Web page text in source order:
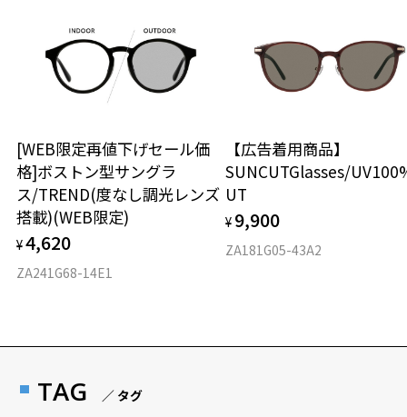
[WEB限定再値下げセール価
格]ボストン型サングラ
ス/TREND(度なし調光レンズ
搭載)(WEB限定)
¥4,620
ZA241G68-14E1
【広告着用商品】
SUNCUTGlasses/
UT
¥ 9,900
ZA181G05-43A2
TAG ／ タグ